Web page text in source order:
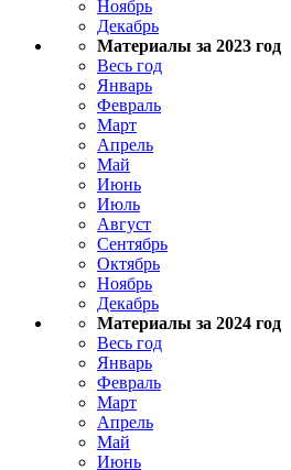
Ноябрь
Декабрь
Материалы за 2023 год
Весь год
Январь
Февраль
Март
Апрель
Май
Июнь
Июль
Август
Сентябрь
Октябрь
Ноябрь
Декабрь
Материалы за 2024 год
Весь год
Январь
Февраль
Март
Апрель
Май
Июнь